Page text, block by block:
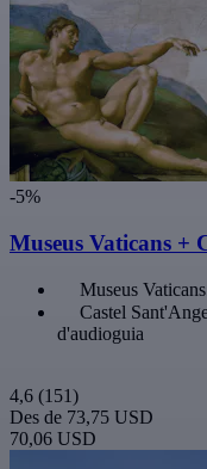
-5%
Museus Vaticans +
Museus
Castel
d'audioguia
4,6 (151)
Des de 73,75 USD
70,06 USD